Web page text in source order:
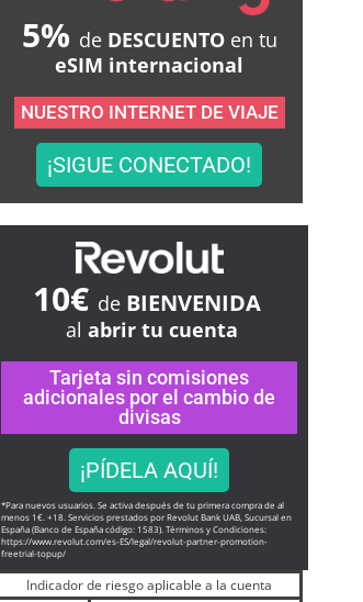
5% de DESCUENTO en tu
eSIM internacional
NUESTRO INTERNET DE VIAJE
¡SIGUE CONECTADO!
10€ de BIENVENIDA
al abrir tu cuenta
Tarjeta sin comisiones
adicionales por el cambio de
divisas
¡PÍDELA AQUÍ!
*Para nuevos usuarios. Se activa después de tu primera compra de al
menos 1€. +18. Servicios prestados por Revolut Bank UAB, Sucursal en
España (Banco de España código: 1583). Términos y Condiciones:
https://www.revolut.com/es-ES/legal/revolut-partner-promotion-
freetrial-topup/
Indicador de riesgo aplicable a la cuenta